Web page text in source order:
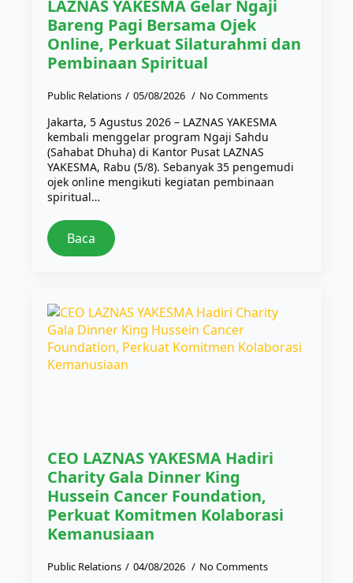
LAZNAS YAKESMA Gelar Ngaji
Bareng Pagi Bersama Ojek
Online, Perkuat Silaturahmi dan
Pembinaan Spiritual
Public Relations 05/08/2026 No Comments
Jakarta, 5 Agustus 2026 – LAZNAS YAKESMA
kembali menggelar program Ngaji Sahdu
(Sahabat Dhuha) di Kantor Pusat LAZNAS
YAKESMA, Rabu (5/8). Sebanyak 35 pengemudi
ojek online mengikuti kegiatan pembinaan
spiritual…
Baca
CEO LAZNAS YAKESMA Hadiri
Charity Gala Dinner King
Hussein Cancer Foundation,
Perkuat Komitmen Kolaborasi
Kemanusiaan
Public Relations 04/08/2026 No Comments